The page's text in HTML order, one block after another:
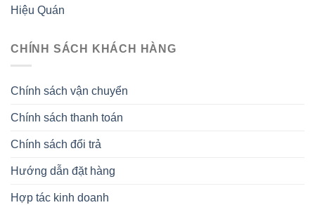
Hiệu Quán
CHÍNH SÁCH KHÁCH HÀNG
Chính sách vận chuyển
Chính sách thanh toán
Chính sách đổi trả
Hướng dẫn đặt hàng
Hợp tác kinh doanh